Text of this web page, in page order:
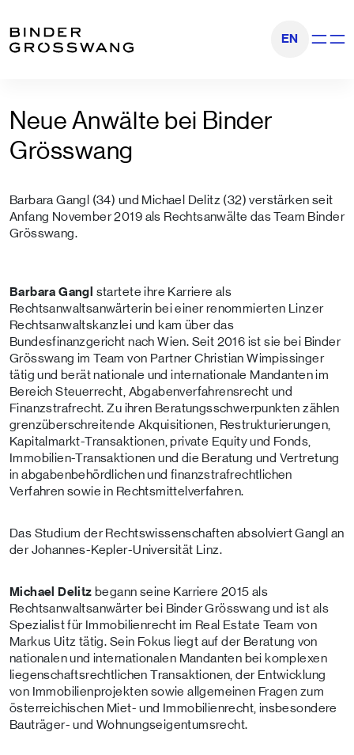
EN
Neue Anwälte bei Binder
Grösswang
Barbara Gangl (34) und Michael Delitz (32) verstärken seit
Anfang November 2019 als Rechtsanwälte das Team Binder
Grösswang.
Barbara Gangl startete ihre Karriere als
Rechtsanwaltsanwärterin bei einer renommierten Linzer
Rechtsanwaltskanzlei und kam über das
Bundesfinanzgericht nach Wien. Seit 2016 ist sie bei Binder
Grösswang im Team von Partner Christian Wimpissinger
tätig und berät nationale und internationale Mandanten im
Bereich Steuerrecht, Abgabenverfahrensrecht und
Finanzstrafrecht. Zu ihren Beratungsschwerpunkten zählen
grenzüberschreitende Akquisitionen, Restrukturierungen,
Kapitalmarkt-Transaktionen, private Equity und Fonds,
Immobilien-Transaktionen und die Beratung und Vertretung
in abgabenbehördlichen und finanzstrafrechtlichen
Verfahren sowie in Rechtsmittelverfahren.
Das Studium der Rechtswissenschaften absolviert Gangl an
der Johannes-Kepler-Universität Linz.
Michael Delitz begann seine Karriere 2015 als
Rechtsanwaltsanwärter bei Binder Grösswang und ist als
Spezialist für Immobilienrecht im Real Estate Team von
Markus Uitz tätig. Sein Fokus liegt auf der Beratung von
nationalen und internationalen Mandanten bei komplexen
liegenschaftsrechtlichen Transaktionen, der Entwicklung
von Immobilienprojekten sowie allgemeinen Fragen zum
österreichischen Miet- und Immobilienrecht, insbesondere
Bauträger- und Wohnungseigentumsrecht.